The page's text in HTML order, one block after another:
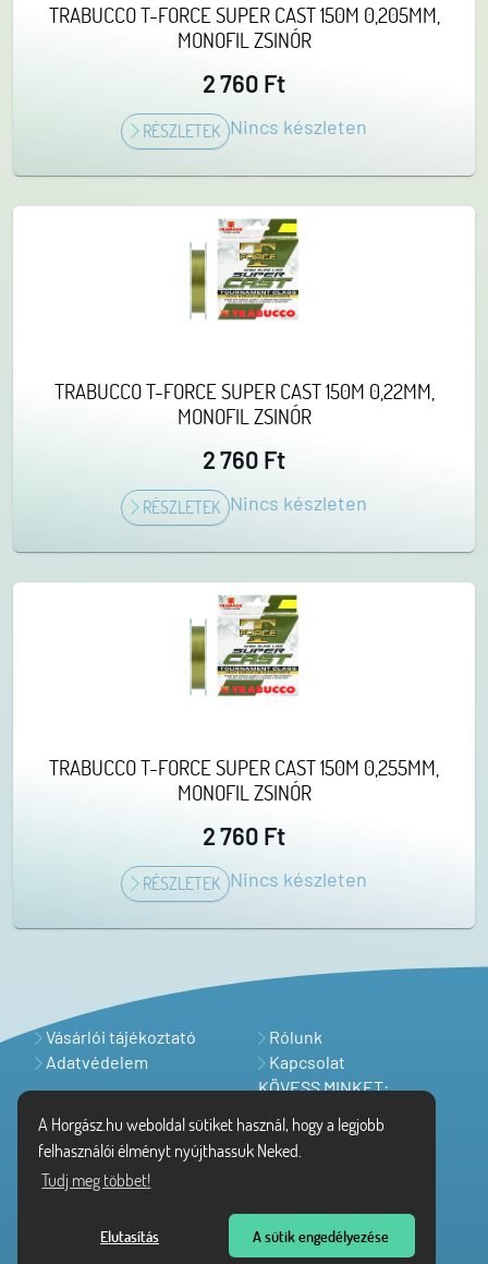
A Horgász.hu weboldal sütiket használ, hogy a legjobb
felhasználói élményt nyújthassuk Neked.
Tudj meg többet!
Elutasítás A sütik engedélyezése
TRABUCCO T-FORCE SUPER CAST 150M 0,205MM,
MONOFIL ZSINÓR
2 760 Ft
RÉSZLETEK Nincs készleten
TRABUCCO T-FORCE SUPER CAST 150M 0,22MM,
MONOFIL ZSINÓR
2 760 Ft
RÉSZLETEK Nincs készleten
TRABUCCO T-FORCE SUPER CAST 150M 0,255MM,
MONOFIL ZSINÓR
2 760 Ft
RÉSZLETEK Nincs készleten
Vásárlói tájékoztató
Adatvédelem
Rólunk
Kapcsolat
KÖVESS MINKET: